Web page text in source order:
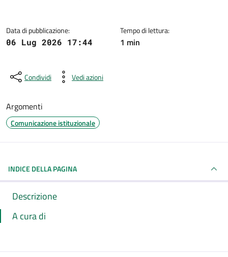
Data di pubblicazione:
06 Lug 2026 17:44
Tempo di lettura:
1 min
Condividi Vedi azioni
Argomenti
Comunicazione istituzionale
INDICE DELLA PAGINA
Descrizione
A cura di